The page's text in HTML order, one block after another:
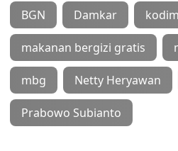
BGN Damkar kodim
makanan bergizi gratis
mbg Netty Heryawan
Prabowo Subianto